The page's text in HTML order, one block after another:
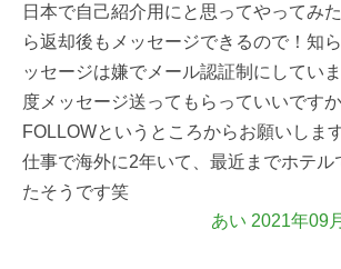
日本で自己紹介用にと思ってやってみ
ら返却後もメッセージできるので！知
ッセージは嫌でメール認証制にしてい
度メッセージ送ってもらっていいです
FOLLOWというところからお願いしま
仕事で海外に2年いて、最近までホテル
たそうです笑
あい 2021年09